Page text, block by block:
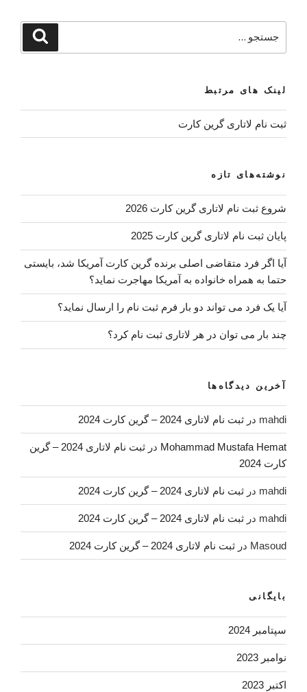
برای
لینک های مرتبط
ثبت نام لاتاری گرین کارت
نوشته‌های تازه
شروع ثبت نام لاتاری گرین کارت 2026
پایان ثبت نام لاتاری گرین کارت 2025
آیا اگر فرد متقاضی اصلی برنده گرین کارت آمریکا شد، بایستی
حتما به همراه خانواده به آمریکا مهاجرت نماید؟
آیا یک فرد می تواند دو بار فرم ثبت نام را ارسال نماید؟
چند بار می توان در هر لاتاری ثبت نام کرد؟
آخرین دیدگاه‌ها
mahdi در ثبت نام لاتاری 2024 – گرین کارت 2024
Mohammad Mustafa Hemat در
ثبت نام لاتاری 2024 – گرین
کارت 2024
mahdi در ثبت نام لاتاری 2024 – گرین کارت 2024
mahdi در ثبت نام لاتاری 2024 – گرین کارت 2024
Masoud در ثبت نام لاتاری 2024 – گرین کارت 2024
بایگانی
سپتامبر 2024
نوامبر 2023
اکتبر 2023